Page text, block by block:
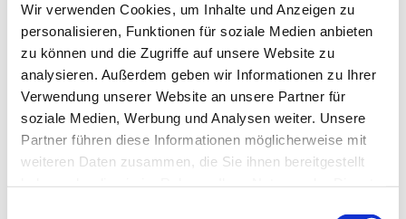
Wir verwenden Cookies, um Inhalte und Anzeigen zu
personalisieren, Funktionen für soziale Medien anbieten
zu können und die Zugriffe auf unsere Website zu
analysieren. Außerdem geben wir Informationen zu Ihrer
Verwendung unserer Website an unsere Partner für
soziale Medien, Werbung und Analysen weiter. Unsere
Partner führen diese Informationen möglicherweise mit
weiteren Daten zusammen, die Sie ihnen bereitgestellt